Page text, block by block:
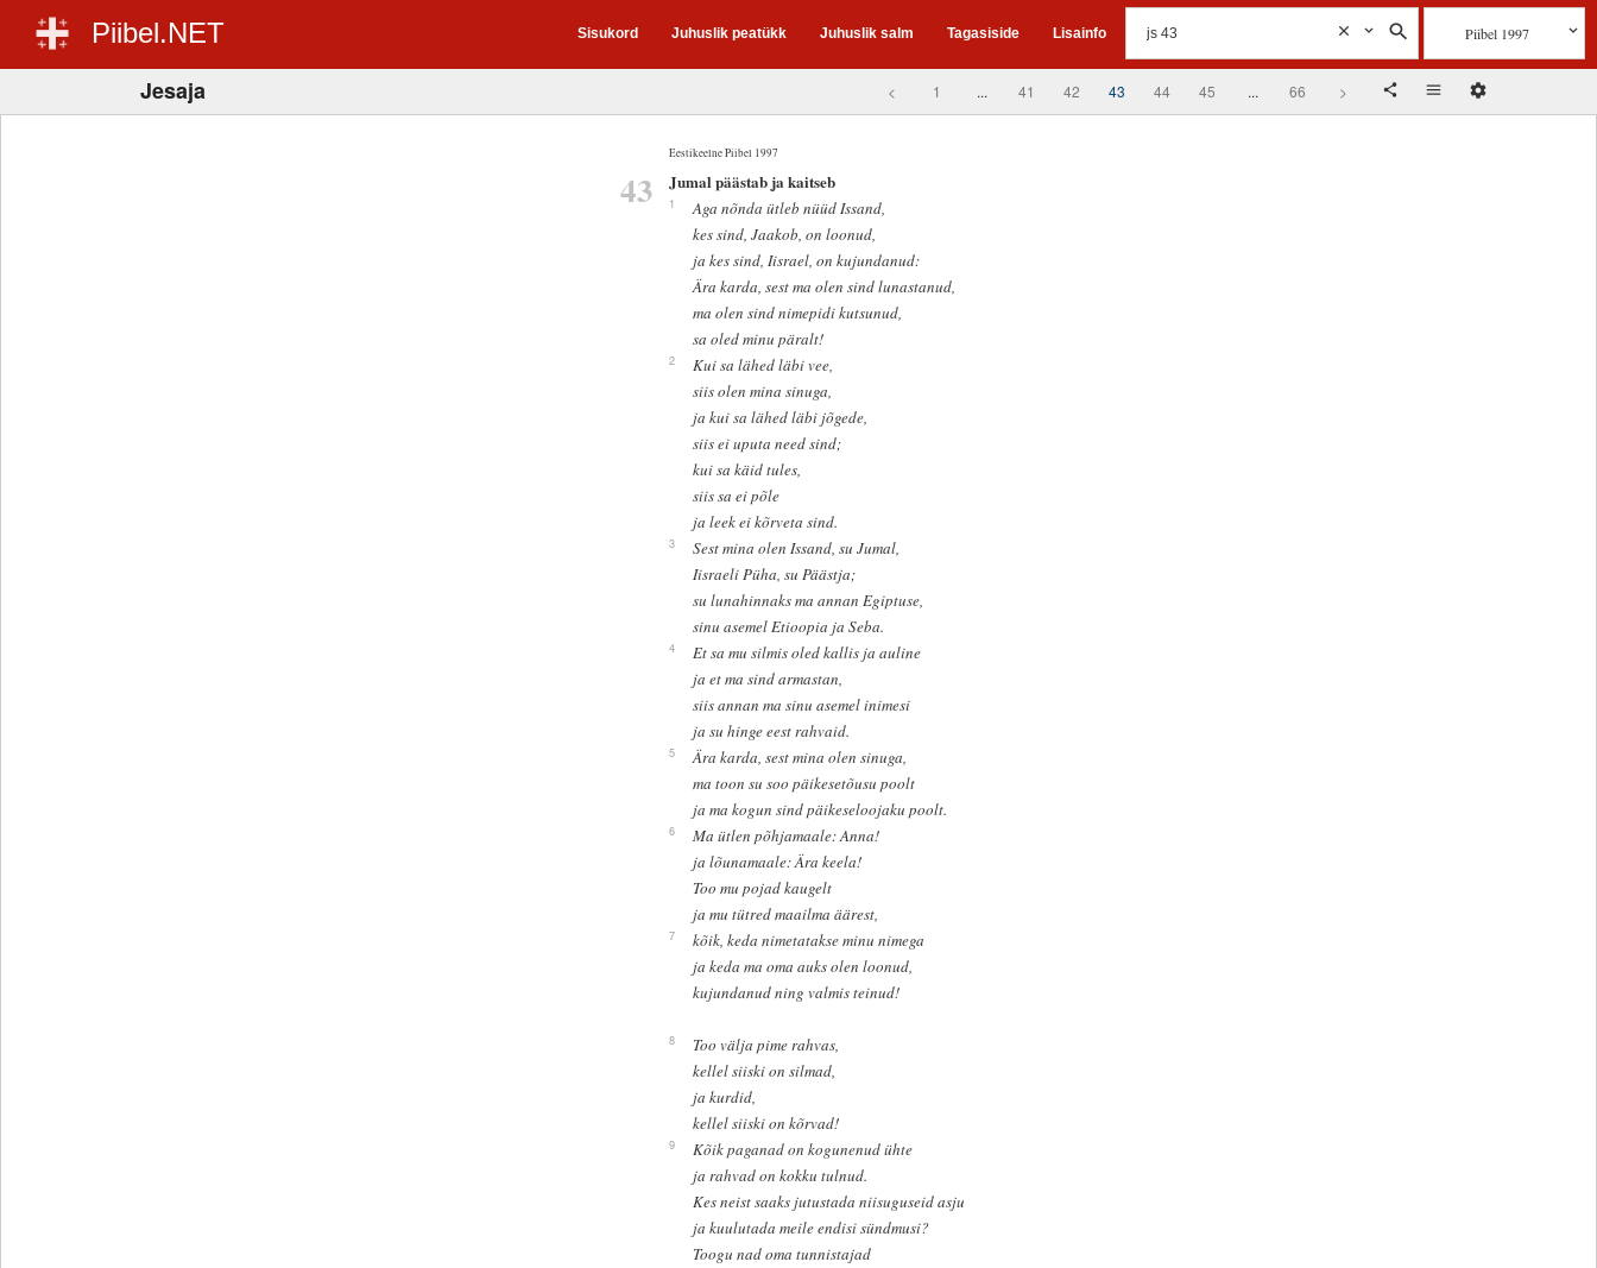
Piibel.NET Sisukord Juhuslik peatükk Juhuslik salm Tagasiside Lisainfo Piibel 1997
Jesaja < 1 ... 41 42 43 44 45 ... 66 >
Eestikeelne Piibel 1997
43 Jumal päästab ja kaitseb
1
Aga nõnda ütleb nüüd Issand,
kes sind, Jaakob, on loonud,
ja kes sind, Iisrael, on kujundanud:
Ära karda, sest ma olen sind lunastanud,
ma olen sind nimepidi kutsunud,
sa oled minu päralt!
2
Kui sa lähed läbi vee,
siis olen mina sinuga,
ja kui sa lähed läbi jõgede,
siis ei uputa need sind;
kui sa käid tules,
siis sa ei põle
ja leek ei kõrveta sind.
3
Sest mina olen Issand, su Jumal,
Iisraeli Püha, su Päästja;
su lunahinnaks ma annan Egiptuse,
sinu asemel Etioopia ja Seba.
4
Et sa mu silmis oled kallis ja auline
ja et ma sind armastan,
siis annan ma sinu asemel inimesi
ja su hinge eest rahvaid.
5
Ära karda, sest mina olen sinuga,
ma toon su soo päikesetõusu poolt
ja ma kogun sind päikeseloojaku poolt.
6
Ma ütlen põhjamaale: Anna!
ja lõunamaale: Ära keela!
Too mu pojad kaugelt
ja mu tütred maailma äärest,
7
kõik, keda nimetatakse minu nimega
ja keda ma oma auks olen loonud,
kujundanud ning valmis teinud!
8
Too välja pime rahvas,
kellel siiski on silmad,
ja kurdid,
kellel siiski on kõrvad!
9
Kõik paganad on kogunenud ühte
ja rahvad on kokku tulnud.
Kes neist saaks jutustada niisuguseid asju
ja kuulutada meile endisi sündmusi?
Toogu nad oma tunnistajad